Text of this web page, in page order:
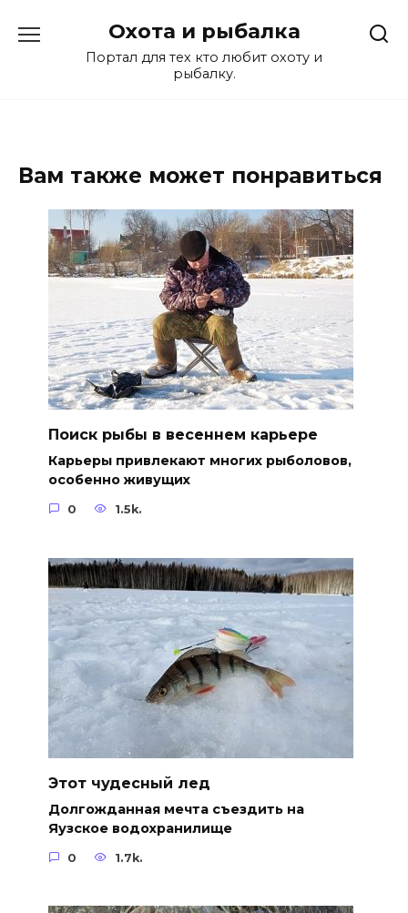
содержанию
Охота и рыбалка
Портал для тех кто любит охоту и
рыбалку.
Вам также может понравиться
Поиск рыбы в весеннем карьере
Карьеры привлекают многих рыболовов,
особенно живущих
0 1.5k.
Этот чудесный лед
Долгожданная мечта съездить на
Яузское водохранилище
0 1.7k.